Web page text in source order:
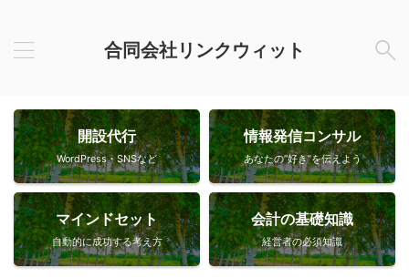
合同会社リンクウィット
開設代行
WordPress・SNSなど
情報発信コンサル
あなたの”好き”を伝えよう
マインドセット
自動的に成功する考え方
会計の基礎知識
経営者の必須知識